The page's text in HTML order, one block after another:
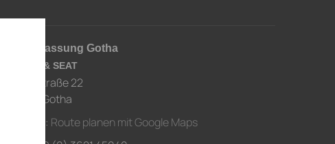
Niederlassung Gotha
CUPRA & SEAT
Cyrusstraße 22
99867 Gotha
Anfahrt: Route planen mit Google Maps